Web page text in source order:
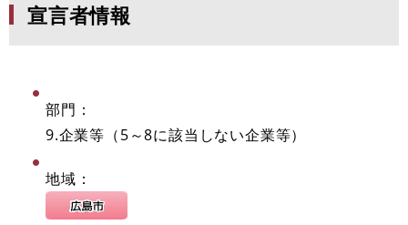
宣言者情報
部門：
9.企業等（5～8に該当しない企業等）
地域：